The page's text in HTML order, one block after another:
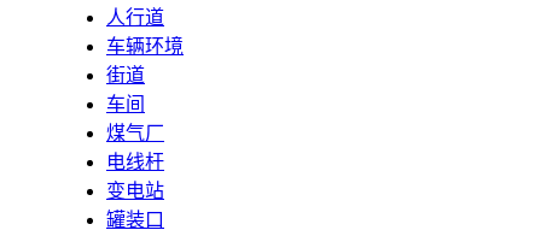
人行道
车辆环境
街道
车间
煤气厂
电线杆
变电站
罐装口